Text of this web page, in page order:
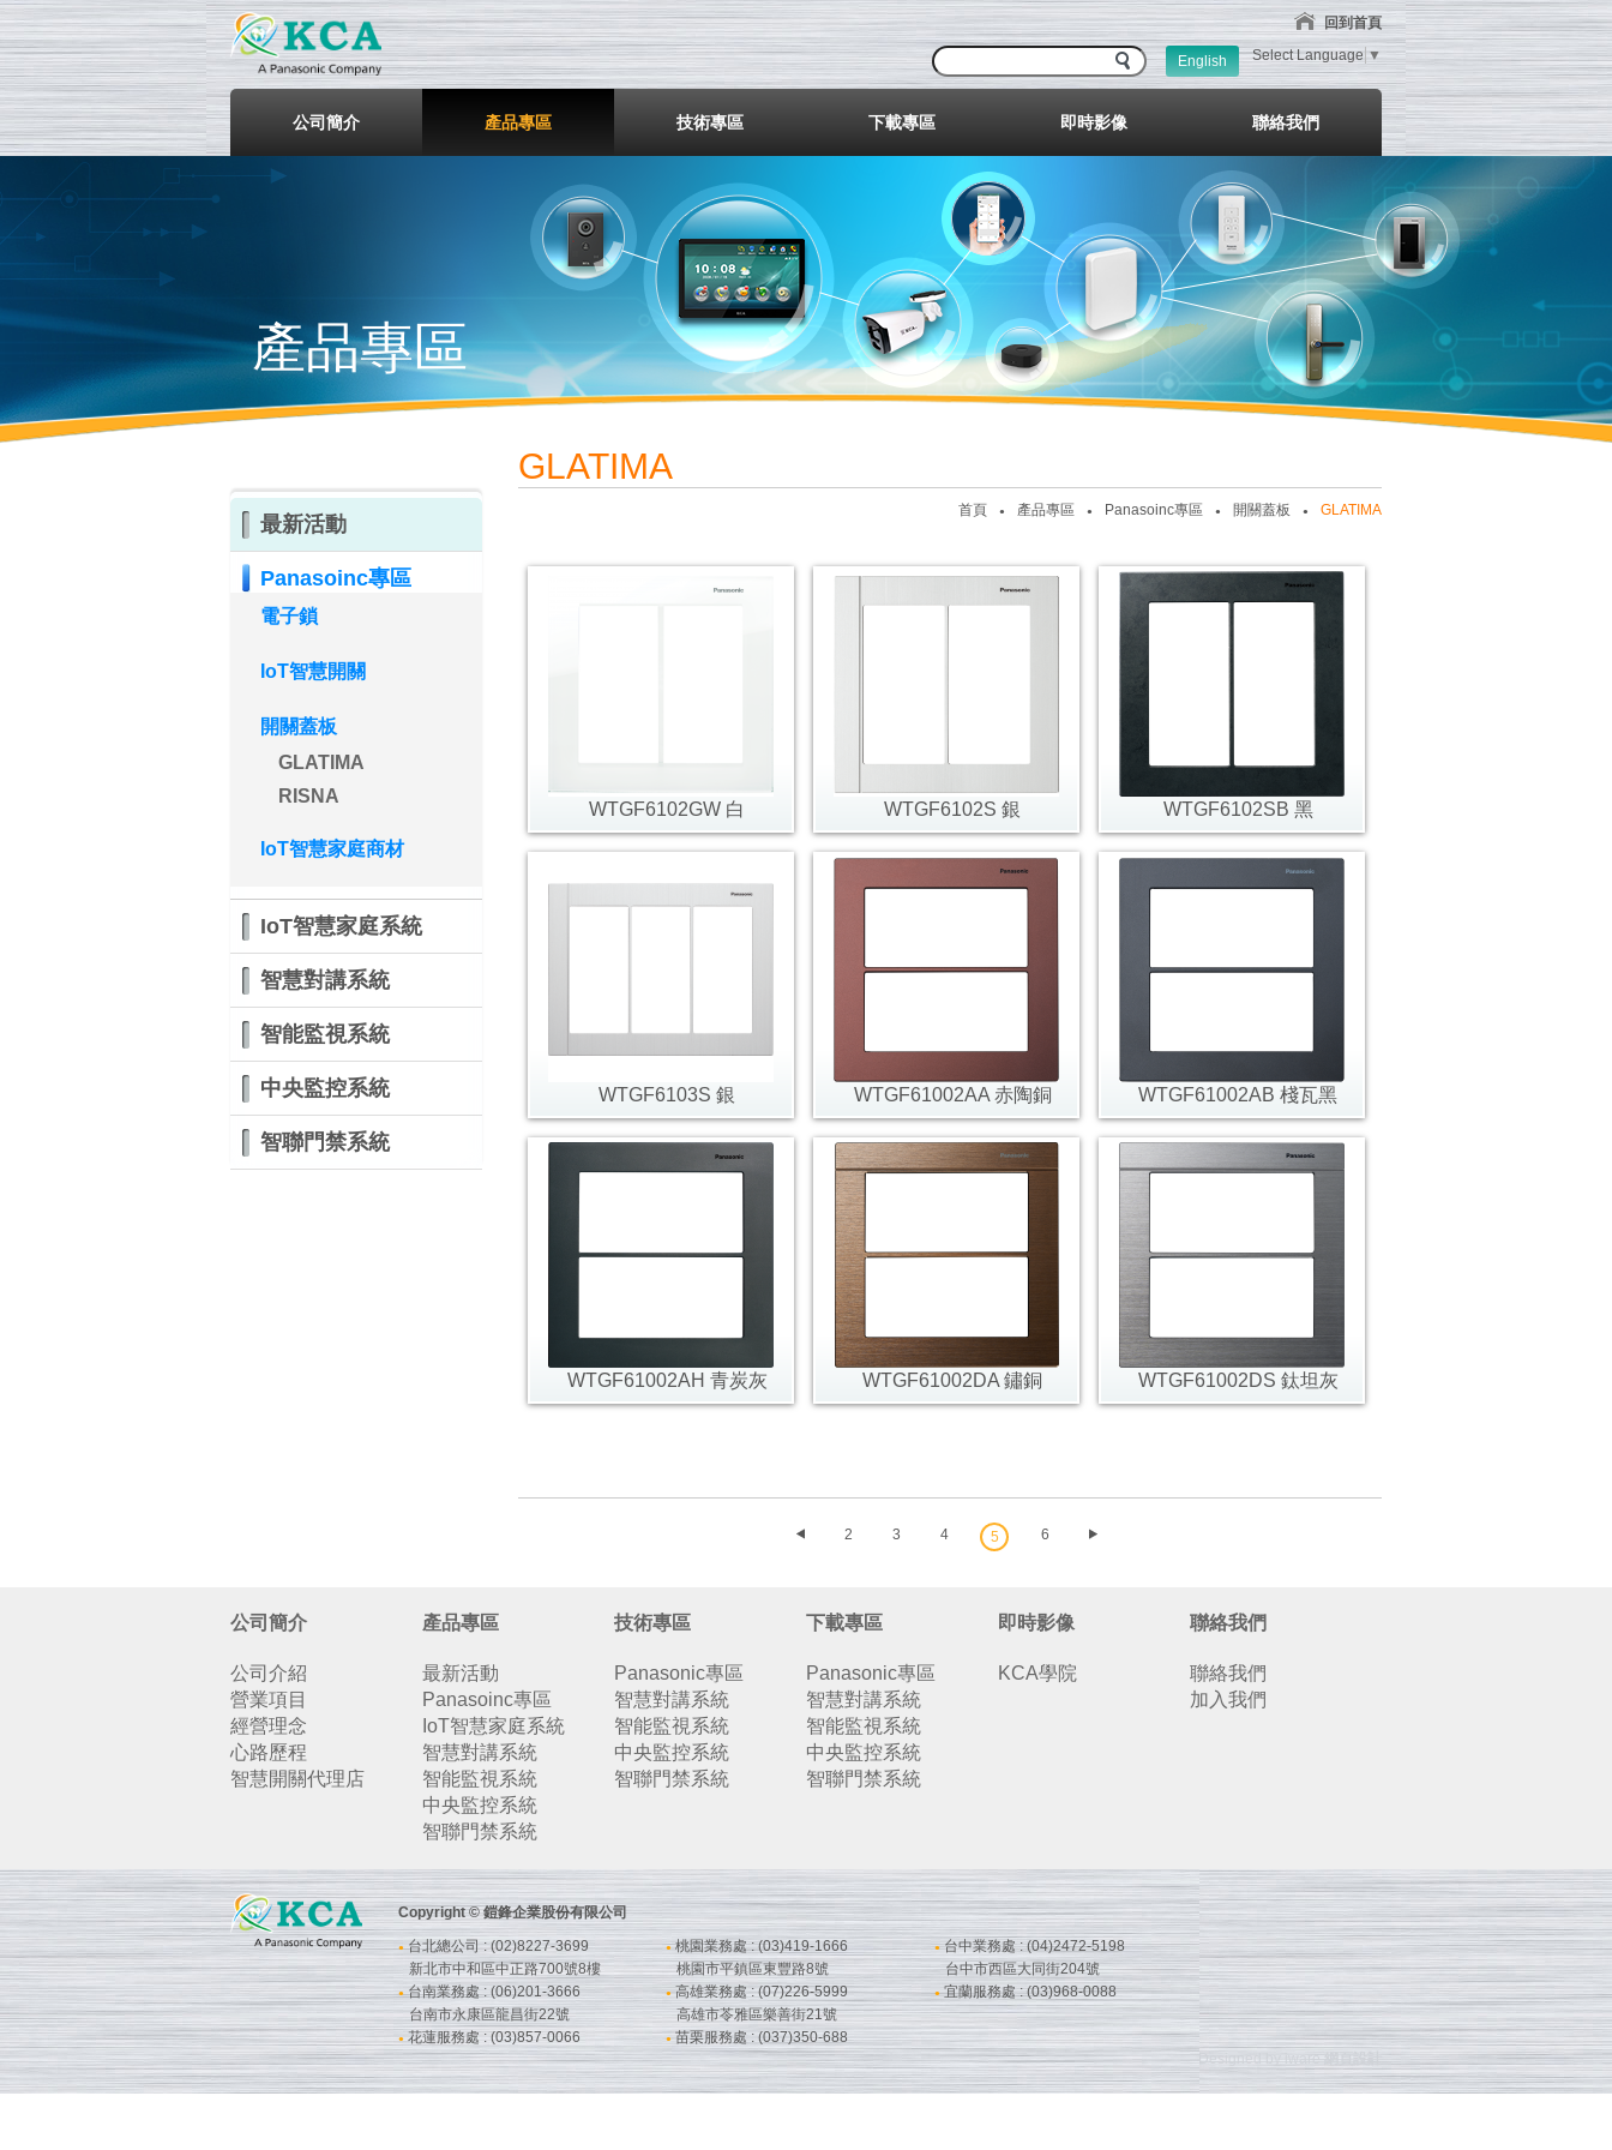
鎧鋒企業股份有限公司 回到首頁
English Select Language ▼
公司簡介 產品專區 技術專區 下載專區 即時影像 聯絡我們
產品專區
最新活動
Panasoinc專區
電子鎖
IoT智慧開關
開關蓋板
GLATIMA
RISNA
IoT智慧家庭商材
IoT智慧家庭系統
智慧對講系統
智能監視系統
中央監控系統
智聯門禁系統
GLATIMA
首頁 ● 產品專區 ● Panasoinc專區 ● 開關蓋板 ● GLATIMA
WTGF6102GW 白 WTGF6102S 銀 WTGF6102SB 黑
WTGF6103S 銀 WTGF61002AA 赤陶銅 WTGF61002AB 棧瓦黑
WTGF61002AH 青炭灰 WTGF61002DA 鏽銅 WTGF61002DS 鈦坦灰
2 3 4 5 6
公司簡介
公司介紹
營業項目
經營理念
心路歷程
智慧開關代理店
產品專區
最新活動
Panasoinc專區
IoT智慧家庭系統
智慧對講系統
智能監視系統
中央監控系統
智聯門禁系統
技術專區
Panasonic專區
智慧對講系統
智能監視系統
中央監控系統
智聯門禁系統
下載專區
Panasonic專區
智慧對講系統
智能監視系統
中央監控系統
智聯門禁系統
即時影像
KCA學院
聯絡我們
聯絡我們
加入我們
Copyright © 鎧鋒企業股份有限公司
●台北總公司 : (02)8227-3699
新北市中和區中正路700號8樓
●桃園業務處 : (03)419-1666
桃園市平鎮區東豐路8號
● 台中業務處 : (04)2472-5198
台中市西區大同街204號
●台南業務處 : (06)201-3666
台南市永康區龍昌街22號
●高雄業務處 : (07)226-5999
高雄市苓雅區樂善街21號
●宜蘭服務處 : (03)968-0088
●花蓮服務處 : (03)857-0066 ●苗栗服務處 : (037)350-688
Designed by iware